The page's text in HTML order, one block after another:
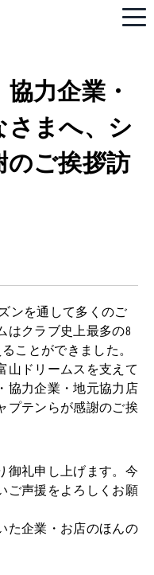
力企業・
さまへ、シ
のご挨拶訪
ンを通して多くのご
はクラブ史上最多の8
ことができました。
山ドリームスを支えて
協力企業・地元協力店
プテンらが感謝のご挨
御礼申し上げます。今
ご声援をよろしくお願
た企業・お店のほんの